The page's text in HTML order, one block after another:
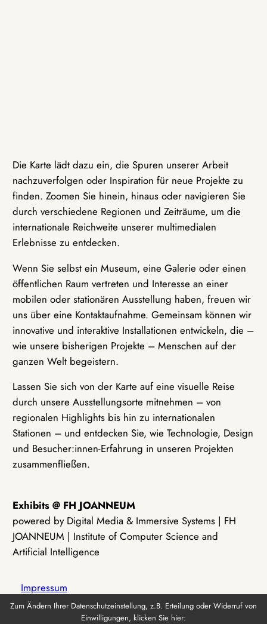
Die Karte lädt dazu ein, die Spuren unserer Arbeit
nachzuverfolgen oder Inspiration für neue Projekte zu
finden. Zoomen Sie hinein, hinaus oder navigieren Sie
durch verschiedene Regionen und Zeiträume, um die
internationale Reichweite unserer multimedialen
Erlebnisse zu entdecken.
Wenn Sie selbst ein Museum, eine Galerie oder einen
öffentlichen Raum vertreten und Interesse an einer
mobilen oder stationären Ausstellung haben, freuen wir
uns über eine Kontaktaufnahme. Gemeinsam können wir
innovative und interaktive Installationen entwickeln, die –
wie unsere bisherigen Projekte – Menschen auf der
ganzen Welt begeistern.
Lassen Sie sich von der Karte auf eine visuelle Reise
durch unsere Ausstellungsorte mitnehmen – von
regionalen Highlights bis hin zu internationalen
Stationen – und entdecken Sie, wie Technologie, Design
und Besucher:innen-Erfahrung in unseren Projekten
zusammenfließen.
Exhibits @ FH JOANNEUM
powered by Digital Media & Immersive Systems | FH
JOANNEUM | Institute of Computer Science and
Artificial Intelligence
Impressum
Zum Ändern Ihrer Datenschutzeinstellung, z.B. Erteilung oder Widerruf von
Einwilligungen, klicken Sie hier: